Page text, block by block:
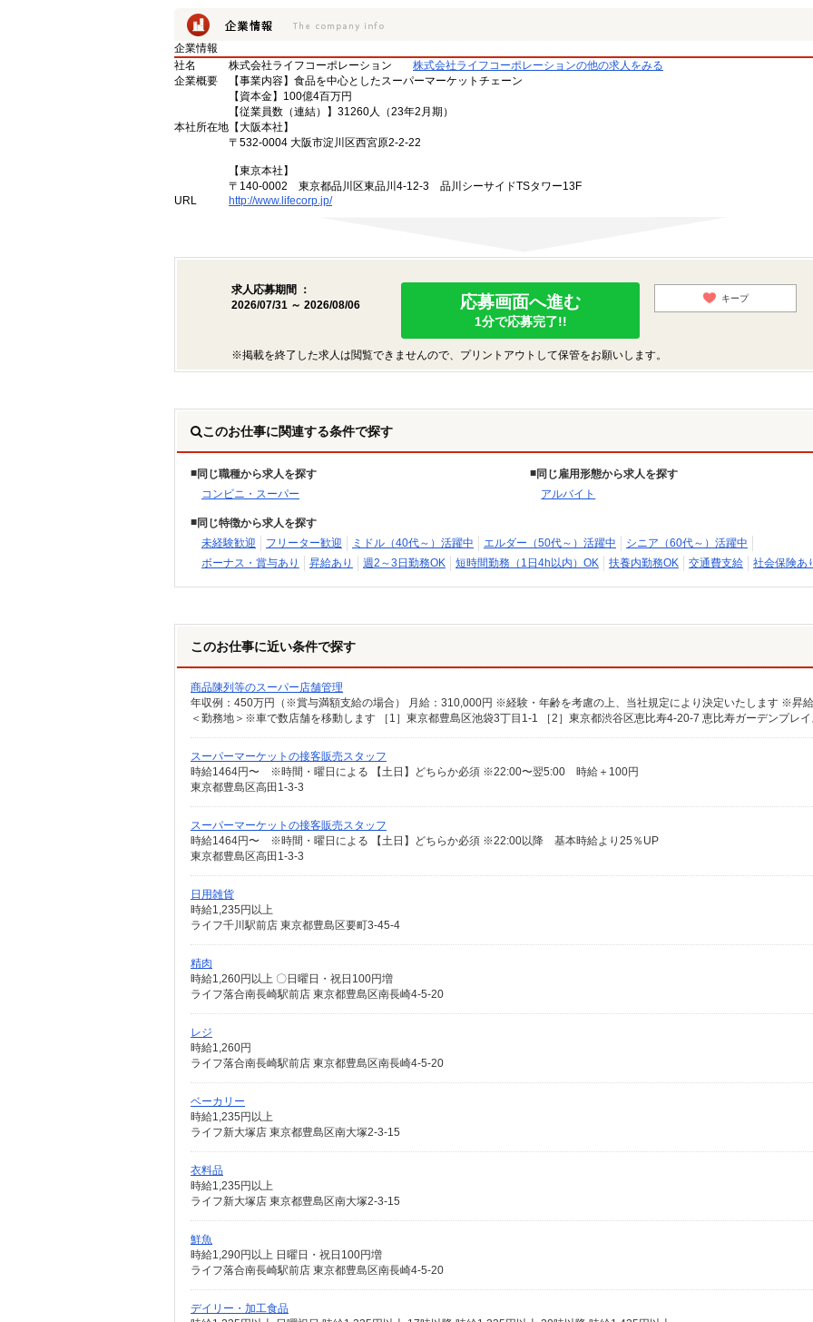
企業情報
社名
株式会社ライフコーポレーション
株式会社ライフコーポレーションの他の求人をみる
企業概要
【事業内容】食品を中心としたスーパーマーケットチェーン
【資本金】100億4百万円
【従業員数（連結）】31260人（23年2月期）
本社所在地 【大阪本社】
〒532-0004 大阪市淀川区西宮原2-2-22
【東京本社】
〒140-0002 東京都品川区東品川4-12-3 品川シーサイドTSタワー13F
URL
http://www.lifecorp.jp/
求人応募期間 ：
2026/07/31 ～ 2026/08/06
応募画面へ進む
1分で応募完了!!
キープ
※掲載を終了した求人は閲覧できませんので、プリントアウトして保管をお願いします。
このお仕事に関連する条件で探す
同じ職種から求人を探す
コンビニ・スーパー
同じ雇用形態から求人を探す
アルバイト
同じ特徴から求人を探す
未経験歓迎
フリーター歓迎 ミドル（40代～）活躍中 エルダー（50代～）活躍中
シニア（60代～）活躍中
ボーナス・賞与あり
昇給あり 週2～3日勤務OK 短時間勤務（1日4h以内）OK 扶養内勤務OK 交通費支給 社会保険あ
このお仕事に近い条件で探す
商品陳列等のスーパー店舗管理
スーパーマーケットの接客販売スタッフ
時給1464円〜 ※時間・曜日による 【土日】どちらか必須 ※22:00〜翌5:00 時給＋100円
東京都豊島区高田1-3-3
スーパーマーケットの接客販売スタッフ
時給1464円〜 ※時間・曜日による 【土日】どちらか必須 ※22:00以降 基本時給より25％UP
東京都豊島区高田1-3-3
日用雑貨
時給1,235円以上
ライフ千川駅前店 東京都豊島区要町3-45-4
精肉
時給1,260円以上 〇日曜日・祝日100円増
ライフ落合南長崎駅前店 東京都豊島区南長崎4-5-20
レジ
時給1,260円
ライフ落合南長崎駅前店 東京都豊島区南長崎4-5-20
ベーカリー
時給1,235円以上
ライフ新大塚店 東京都豊島区南大塚2-3-15
衣料品
時給1,235円以上
ライフ新大塚店 東京都豊島区南大塚2-3-15
鮮魚
時給1,290円以上 日曜日・祝日100円増
ライフ落合南長崎駅前店 東京都豊島区南長崎4-5-20
デイリー・加工食品